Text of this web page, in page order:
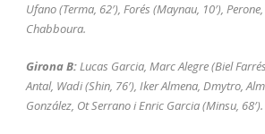
Ufano (Terma, 62′), Forés (Maynau, 10′),
Chabboura.
Girona B:Lucas Garcia, Marc Alegre (Biel
Antal, Wadi (Shin, 76′), Iker Almena, Dmytro,
González, Ot Serrano i Enric Garcia (Minsu, 68′).